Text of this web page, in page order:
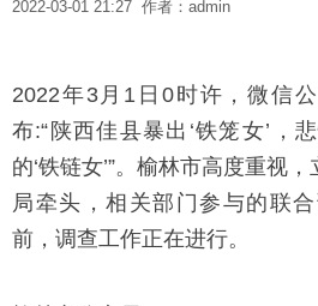
2022-03-01 21:27 作者：admin
2022年3月1日0时许，微信
布:“陕西佳县暴出‘铁笼女’，
的‘铁链女’”。榆林市高度重视
局牵头，相关部门参与的联
前，调查工作正在进行。